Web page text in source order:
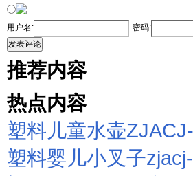
用户名: 密码:
发表评论
推荐内容
热点内容
塑料儿童水壶
塑料婴儿小叉子